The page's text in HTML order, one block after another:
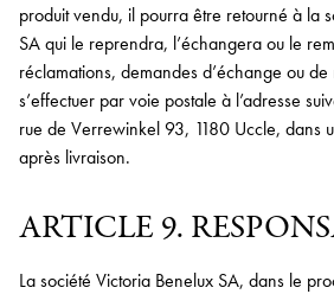
produit vendu, il pourra être retourné à la
SA qui le reprendra, l’échangera ou le
réclamations, demandes d’échange ou
s’effectuer par voie postale à l’adresse
rue de Verrewinkel 93, 1180 Uccle, dans
après livraison.
ARTICLE 9.
La société Victoria Benelux SA, dans le